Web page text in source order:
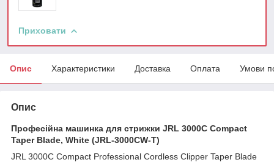
Приховати
Опис Характеристики Доставка Оплата Умови
Опис
Професійна машинка для стрижки JRL 3000C Compact
Taper Blade, White (JRL-3000CW-T)
JRL 3000C Compact Professional Cordless Clipper Taper Blade